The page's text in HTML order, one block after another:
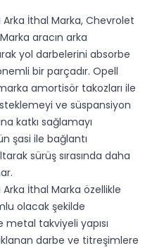
İthal Marka, Chevrolet
aracın arka
yol darbelerini absorbe
bir parçadır. Opell
amortisör takozları ile
ve süspansiyon
katkı sağlamayı
şasi ile bağlantı
sürüş sırasında daha
İthal Marka özellikle
olacak şekilde
metal takviyeli yapısı
darbe ve titreşimlere